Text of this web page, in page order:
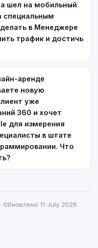
шел на мобильный
специальным
в Менеджере
трафик и достичь
аренде
новую
уже
360 и хочет
для измерения
в штате
Что
· Обновлено 11 July 2026